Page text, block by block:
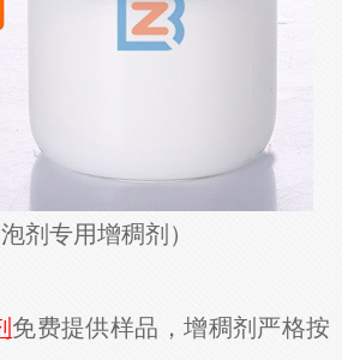
泡剂专用增稠剂）
免费提供样品，增稠剂严格按